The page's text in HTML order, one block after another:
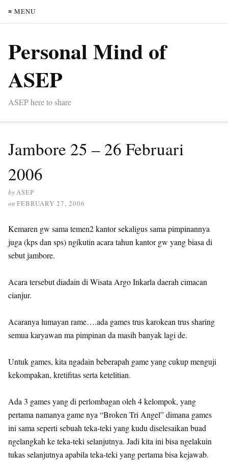
≡ MENU
Personal Mind of
ASEP
ASEP here to share
Jambore 25 – 26 Februari
2006
byASEP
on FEBRUARY 27, 2006
Kemaren gw sama temen2 kantor sekaligus sama pimpinannya
juga (kps dan sps) ngikutin acara tahun kantor gw yang biasa di
sebut jambore.
Acara tersebut diadain di Wisata Argo Inkarla daerah cimacan
cianjur.
Acaranya lumayan rame….ada games trus karokean trus sharing
semua karyawan ma pimpinan da masih banyak lagi de.
Untuk games, kita ngadain beberapah game yang cukup menguji
kekompakan, kretifitas serta ketelitian.
Ada 3 games yang di perlombagan oleh 4 kelompok, yang
pertama namanya game nya “Broken Tri Angel” dimana games
ini sama seperti sebuah teka-teki yang kudu diselesaikan buad
ngelangkah ke teka-teki selanjutnya. Jadi kita ini bisa ngelakuin
tukas selanjutnya apabila teka-teki yang pertama bisa kejawab.